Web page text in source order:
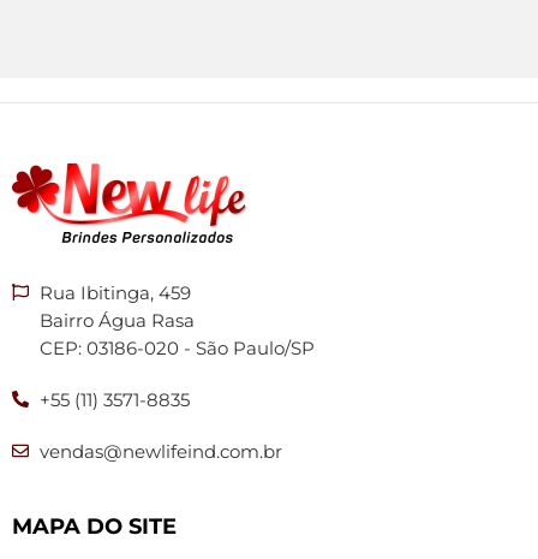
Rua Ibitinga, 459
Bairro Água Rasa
CEP: 03186-020 - São Paulo/SP
+55 (11) 3571-8835
vendas@newlifeind.com.br
MAPA DO SITE